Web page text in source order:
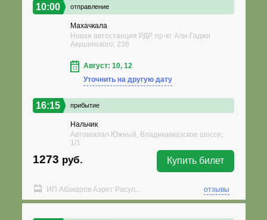
10:00 отправление
Махачкала
Новая автостанция РДР, пр-кт Али-Гаджи
Акушинского; 236
Август: 10, 12
Уточнить на другую дату
16:15 прибытие
Нальчик
Автовокзал Южный, Владикавказское шоссе,
1/1
1273 руб. Купить билет
ИП Абакаров Азрет Расул... отзывы